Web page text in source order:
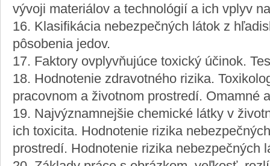
vývoji materiálov a technológií a ich vplyv
16. Klasifikácia nebezpečných látok z
pôsobenia jedov.
17. Faktory ovplyvňujúce toxický účinok.
18. Hodnotenie zdravotného rizika.
pracovnom a životnom prostredí. Omamné
19. Najvýznamnejšie chemické látky v
ich toxicita. Hodnotenie rizika
prostredí. Hodnotenie rizika nebezpečných